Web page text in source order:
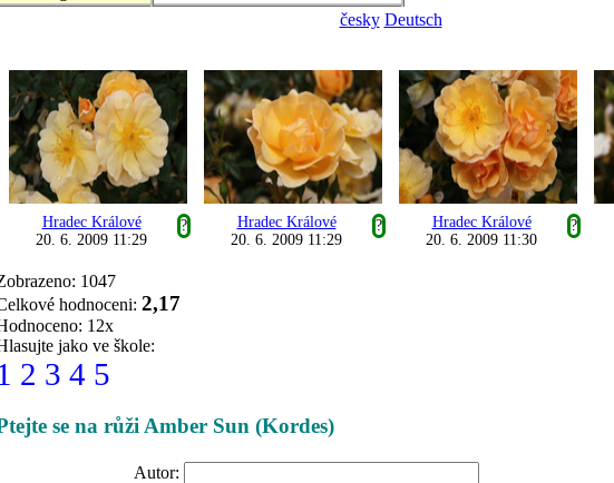
česky Deutsch
Hradec Králové
?
20. 6. 2009 11:29
Hradec Králové
?
20. 6. 2009 11:29
Hradec Králové
?
20. 6. 2009 11:30
1047
hodnoceni: 2,17
12x
jako ve škole:
2 3 4 5
se na růži Amber Sun (Kordes)
Autor: